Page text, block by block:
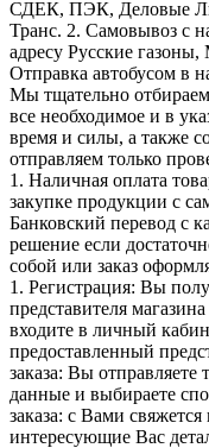
СДЕК, ПЭК, Деловые
Транс. 2. Самовывоз с
адресу Русские
Отправка автобусом в
Мы тщательно
все необходимое и в
время и силы, а также
отправляем только
1. Наличная оплата
закупке продукции с
Банковский перевод с
решение если
собой или заказ
1. Регистрация: Вы
представителя
входите в личный
предоставленный
заказа: Вы отправляете
данные и выбираете
заказа: с Вами
интересующие Вас